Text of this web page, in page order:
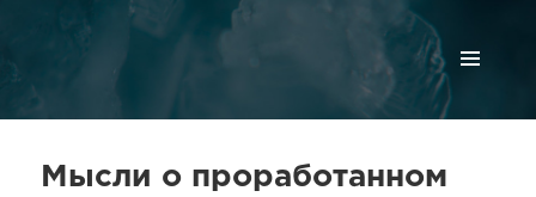
Мысли о проработанном